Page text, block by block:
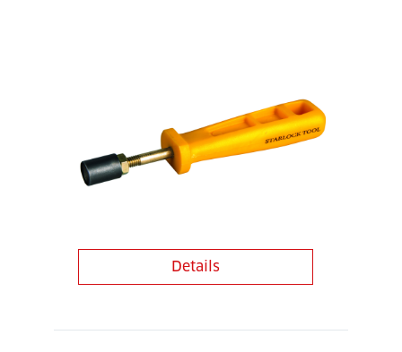
Details